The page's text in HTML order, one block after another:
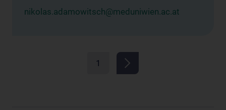
nikolas.adamowitsch@meduniwien.ac.at
1